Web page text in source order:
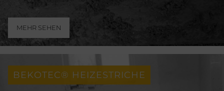
MEHR SEHEN
BEKOTEC® HEIZESTRICHE